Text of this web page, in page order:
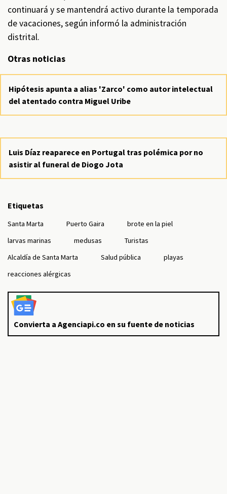
continuará y se mantendrá activo durante la temporada
de vacaciones, según informó la administración
distrital.
Otras noticias
Hipótesis apunta a alias 'Zarco' como autor intelectual
del atentado contra Miguel Uribe
Luis Díaz reaparece en Portugal tras polémica por no
asistir al funeral de Diogo Jota
Etiquetas
Santa Marta Puerto Gaira
brote en la piel
larvas marinas
medusas
Turistas
Alcaldía de Santa Marta
Salud pública
playas
reacciones alérgicas
Convierta a Agenciapi.co en su fuente de noticias